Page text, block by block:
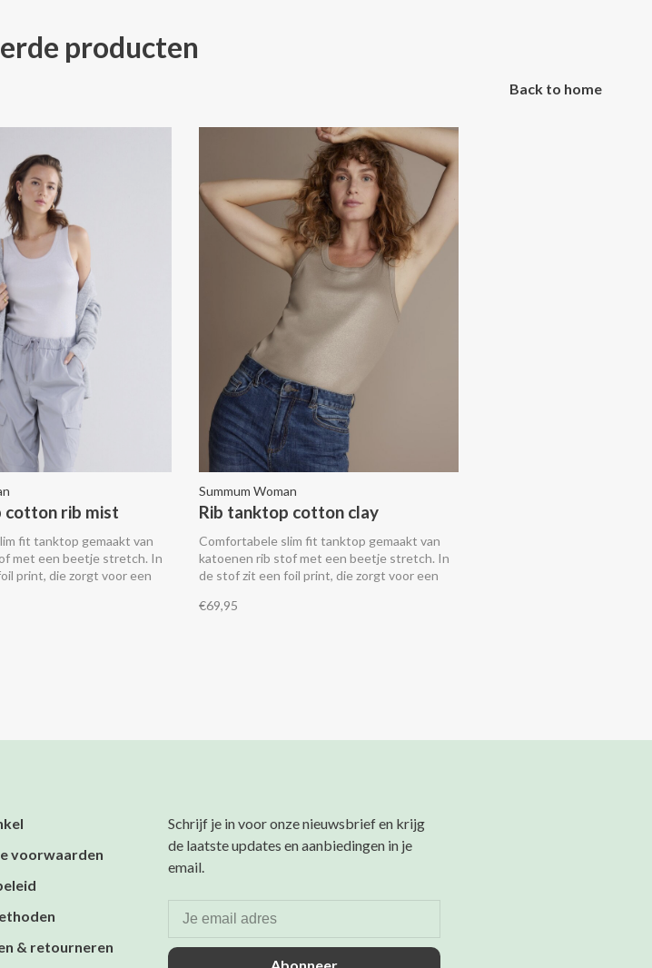
producten
Back to home
cotton rib mist
fit tanktop gemaakt van
met een beetje stretch. In
print, die zorgt voor een
Summum Woman
Rib tanktop cotton clay
Comfortabele slim fit tanktop gemaakt van
katoenen rib stof met een beetje stretch. In
de stof zit een foil print, die zorgt voor een
€69,95
voorwaarden
& retourneren
Schrijf je in voor onze nieuwsbrief en krijg
de laatste updates en aanbiedingen in je
email.